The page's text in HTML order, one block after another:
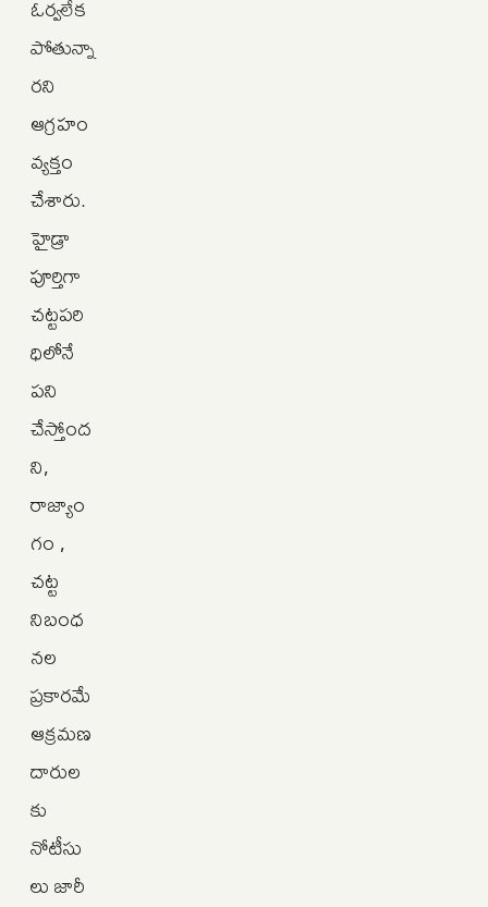
ఓర్వలేక
పోతున్నా
రని
ఆగ్రహం
వ్యక్తం
చేశారు.
హైడ్రా
పూర్తిగా
చట్టపరి
ధిలోనే
పని
చేస్తోంద
ని,
రాజ్యాం
గం ,
చట్ట
నిబంధ
నల
ప్రకారమే
ఆక్రమణ
దారుల
కు
నోటీసు
లు జారీ